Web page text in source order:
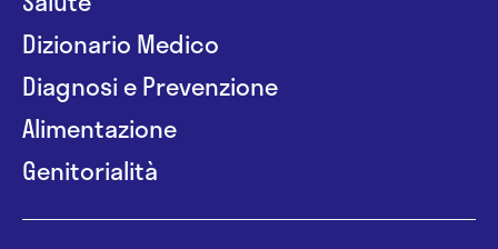
Carcinogenesi; Percorsi diagnostici-terapeutici
nelle malattie ed urgenze cardiovascolari e
rianimatorie; La gestione della sicurezza nelle
strutture sanitarie
Workshop interdisciplinari: i tumori cutanei;
Formazione, linee guide e pratica clinica I.R.C.
Resuscitation Council)
Dizionario Medico
Diagnosi e Prevenzione
Alimentazione
Genitorialità